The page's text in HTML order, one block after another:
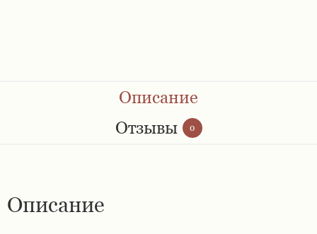
Ремешки 36 мм
Мужские ремешки
Описание
Отзывы
0
Описание